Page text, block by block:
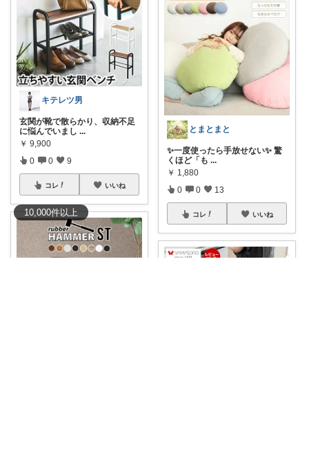
10,000件以上
キテレツ男
玄関が靴で散らかり、収納不足
に悩んでいまし ...
￥ 9,900
0 0 9
コレ いいね
とまとまと
✨一度使ったら手放せない✨ 驚
くほど「も ...
￥ 1,880
0 0 13
コレ いいね